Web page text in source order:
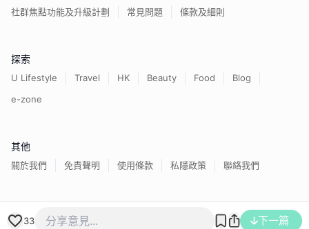
33 下一篇
社群焦點功能及升級計劃
常見問題 條款及細則
探索
U Lifestyle Travel HK Beauty Food
Blog
e-zone
其他
關於我們 免責聲明 使用條款 私隱政策 聯絡我們
香港經濟日報版權所有©